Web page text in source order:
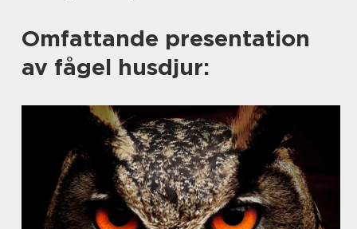
Omfattande presentation
av fågel husdjur: